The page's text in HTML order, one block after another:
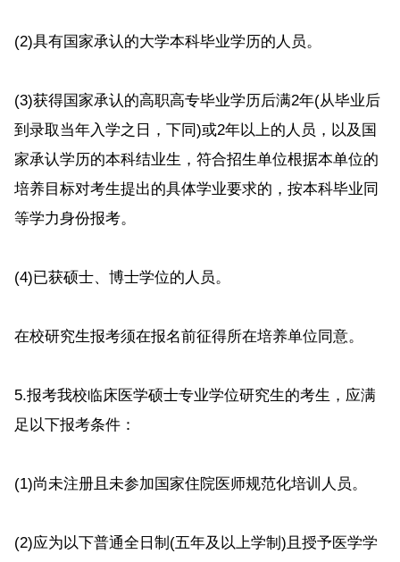
(2)具有国家承认的大学本科毕业学历的人员。
(3)获得国家承认的高职高专毕业学历后满2年(从毕业后
到录取当年入学之日，下同)或2年以上的人员，以及国
家承认学历的本科结业生，符合招生单位根据本单位的
培养目标对考生提出的具体学业要求的，按本科毕业同
等学力身份报考。
(4)已获硕士、博士学位的人员。
在校研究生报考须在报名前征得所在培养单位同意。
5.报考我校临床医学硕士专业学位研究生的考生，应满
足以下报考条件：
(1)尚未注册且未参加国家住院医师规范化培训人员。
(2)应为以下普通全日制(五年及以上学制)且授予医学学